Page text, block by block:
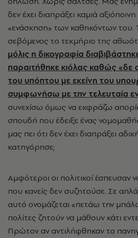
δεν έχει διαπράξει καμιά
«ενάσκηση» των καθηκόντων του.
σεβόμενος το τεκμήριο της
μόλις η δικογραφία
παραιτήθηκε κιόλας καθώς «δε
του υπόπτου με εκείνη του
συμφωνήσω με την τελευταία
συνεχίσω όμως να εκφράζω
σπουδή που έδειξε ένας
μας πει ότι δεν έχει διαπράξει
κατηγόρησε;
Αμφότεροι οι πολιτικοί έσπευσαν
που κανείς δεν συζητούσε. Σε απλά
αυτό ονομάζεται «πετάω την
πολίτες ζητούν να μάθουν κάτι
Πρώτον αν αντιλήφθηκαν το